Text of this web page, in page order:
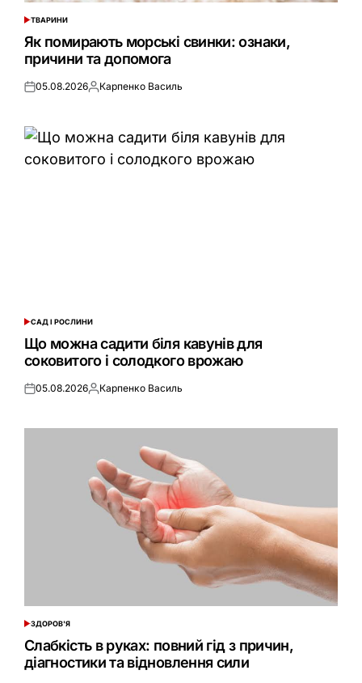
ОПУБЛІКУВАТИ
У
ТВАРИНИ
Як помирають морські свинки: ознаки,
причини та допомога
Оприлюднено
05.08.2026Опубліковано
Карпенко Василь
ОПУБЛІКУВАТИ
У
САД І РОСЛИНИ
Що можна садити біля кавунів для
соковитого і солодкого врожаю
Оприлюднено
05.08.2026Опубліковано
Карпенко Василь
ОПУБЛІКУВАТИ
У
ЗДОРОВ'Я
Слабкість в руках: повний гід з причин,
діагностики та відновлення сили